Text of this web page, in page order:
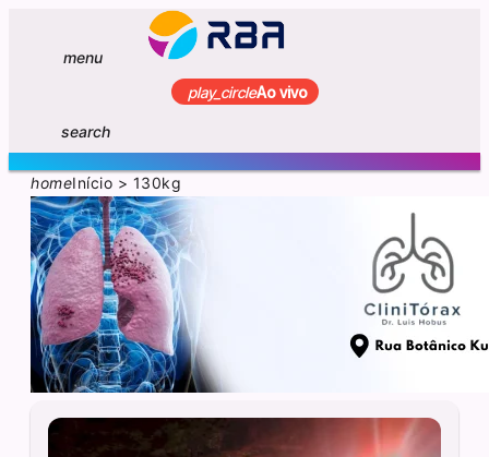
menu
play_circleAo vivo
search
homeInício > 130kg